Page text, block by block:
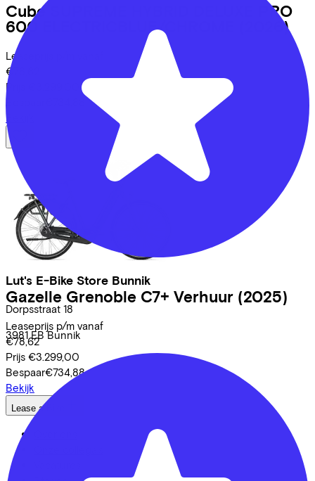
Lut's E-Bike Store Bunnik
Dorpsstraat 18
3981 EB Bunnik
Cube
SUPREME HYBRID DELUXE PRO
600 ELECTRICBLUE/CHROME
(2026)
Leaseprijs p/m vanaf
€78,62
Prijs
Bespaar
Bekijk
Gazelle Grenoble C7+ Verhuur (2025)
Leaseprijs p/m vanaf
€78,62
Prijs €3.299,00
Bespaar€734,88
Bekijk
Lease a Bike